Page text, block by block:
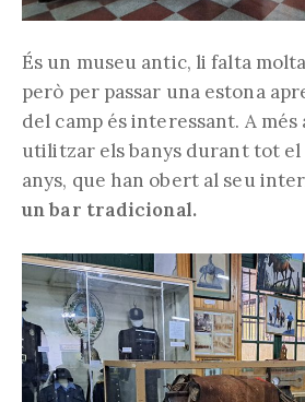
És un museu antic, li falta
però per passar una estona
del camp és interessant. A més
utilitzar els banys durant tot el
anys, que han obert al seu
un bar tradicional.